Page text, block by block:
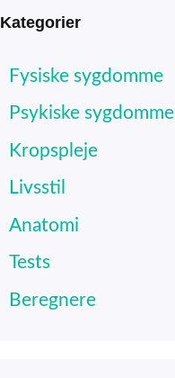
Kategorier
Fysiske sygdomme
Psykiske sygdomme
Kropspleje
Livsstil
Anatomi
Tests
Beregnere